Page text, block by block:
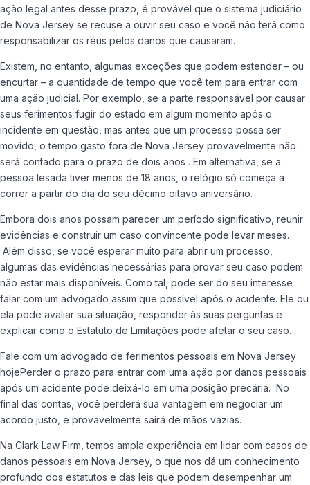
ação legal antes desse prazo, é provável que o sistema judiciário
de Nova Jersey se recuse a ouvir seu caso e você não terá como
responsabilizar os réus ​​pelos danos que causaram.
Existem, no entanto, algumas exceções que podem estender – ou
encurtar – a quantidade de tempo que você tem para entrar com
uma ação judicial. Por exemplo, se a parte responsável por causar
seus ferimentos fugir do estado em algum momento após o
incidente em questão, mas antes que um processo possa ser
movido, o tempo gasto fora de Nova Jersey provavelmente não
será contado para o prazo de dois anos . Em alternativa, se a
pessoa lesada tiver menos de 18 anos, o relógio só começa a
correr a partir do dia do seu décimo oitavo aniversário.
Embora dois anos possam parecer um período significativo, reunir
evidências e construir um caso convincente pode levar meses.
Além disso, se você esperar muito para abrir um processo,
algumas das evidências necessárias para provar seu caso podem
não estar mais disponíveis. Como tal, pode ser do seu interesse
falar com um advogado assim que possível após o acidente. Ele ou
ela pode avaliar sua situação, responder às suas perguntas e
explicar como o Estatuto de Limitações pode afetar o seu caso.
Fale com um advogado de ferimentos pessoais em Nova Jersey
hojePerder o prazo para entrar com uma ação por danos pessoais
após um acidente pode deixá-lo em uma posição precária. No
final das contas, você perderá sua vantagem em negociar um
acordo justo, e provavelmente sairá de mãos vazias.
Na Clark Law Firm, temos ampla experiência em lidar com casos de
danos pessoais em Nova Jersey, o que nos dá um conhecimento
profundo dos estatutos e das leis que podem desempenhar um